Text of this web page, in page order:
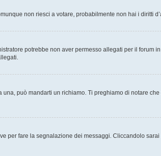
non riesci a votare, probabilmente non hai i diritti
potrebbe non aver permesso allegati per il forum
può mandarti un richiamo. Ti preghiamo di notare
per fare la segnalazione dei messaggi. Cliccandolo